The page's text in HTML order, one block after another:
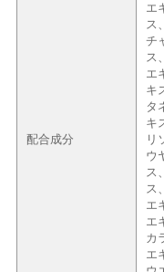
配合成分
エ
ス
チ
ス
エ
キ
タ
キ
リ
ウ
ス
ス
エ
エ
カ
エ